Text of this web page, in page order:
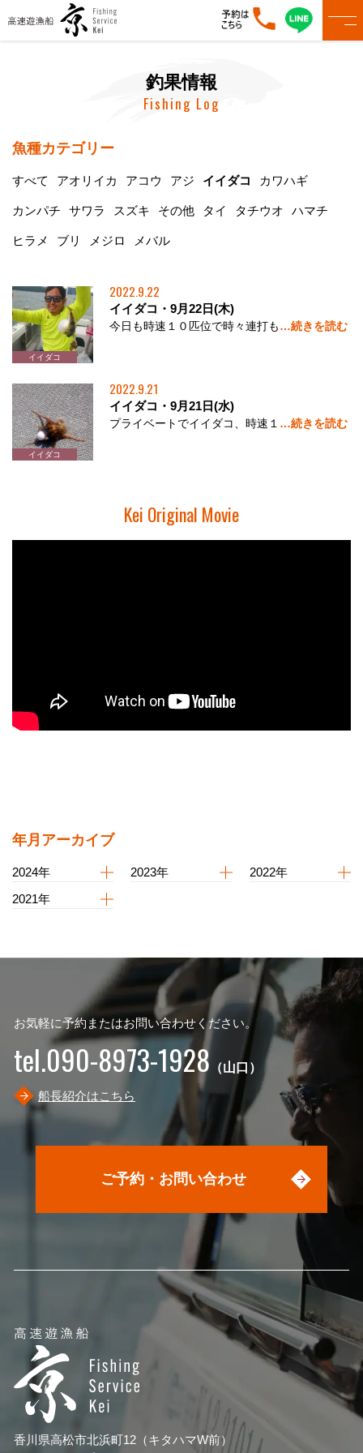
釣果情報
Fishing Log
魚種カテゴリー
すべて アオリイカ アコウ アジ イイダコ カワハギ
カンパチ サワラ スズキ その他 タイ タチウオ ハマチ
ヒラメ ブリ メジロ メバル
イイダコ
2022.9.22
イイダコ・9月22日(木)
今日も時速１０匹位で時々連打も…続きを読む
イイダコ
2022.9.21
イイダコ・9月21日(水)
プライベートでイイダコ、時速１ …続きを読む
Kei Original Movie
年月アーカイブ
2024年 2023年
2022年
2021年
お気軽に予約またはお問い合わせください。
tel.090-8973-1928 （山口）
船長紹介はこちら
ご予約・お問い合わせ
香川県高松市北浜町12（キタハマW前）